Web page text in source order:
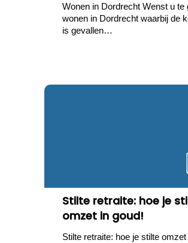
Wonen in Dordrecht Wenst u te
wonen in Dordrecht waarbij de
is gevallen…
Stilte retraite: hoe je
omzet in goud!
Stilte retraite: hoe je stilte omzet